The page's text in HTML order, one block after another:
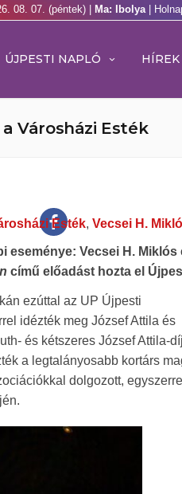
08. 07. (péntek) | Ma: Ibolya |
ÚJPESTI NAPLÓ HÍREK
Városházi Esték
Esték, Vecsei H.
Vecsei H. Miklós
című előadást hozta el
ezúttal az UP Újpesti
idézték meg József Attila és
és kétszeres József Attila-
a legtalányosabb kortárs
dolgozott, egyszerre